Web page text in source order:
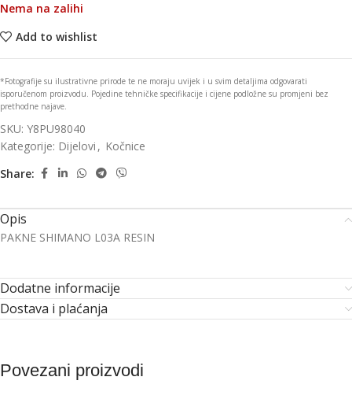
Nema na zalihi
Add to wishlist
*Fotografije su ilustrativne prirode te ne moraju uvijek i u svim detaljima odgovarati
isporučenom proizvodu. Pojedine tehničke specifikacije i cijene podložne su promjeni bez
prethodne najave.
SKU: Y8PU98040
Kategorije: Dijelovi , Kočnice
Share:
Opis
PAKNE SHIMANO L03A RESIN
Dodatne informacije
Dostava i plaćanja
Povezani proizvodi